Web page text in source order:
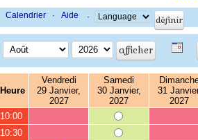
Calendrier · Aide ·
Heure
Vendredi
29 Janvier,
2027
Samedi
30 Janvier,
2027
31
2027
10:00
10:30